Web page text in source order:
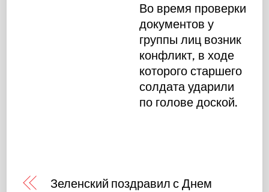
Во время проверки
документов у
группы лиц возник
конфликт, в ходе
которого старшего
солдата ударили
по голове доской.
Зеленский поздравил с Днем